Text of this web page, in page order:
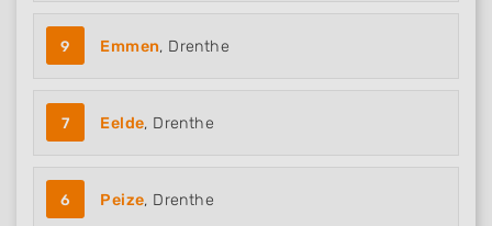
9 Emmen, Drenthe
7 Eelde, Drenthe
6 Peize, Drenthe